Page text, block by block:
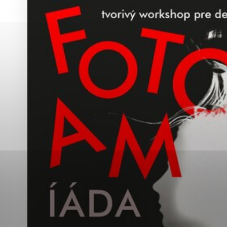
Karanténna stanica Malacky
Sčítanie obyvateľov, domov a bytov
2021
Separovaný zber v meste
Technické cookies
Technické súbory cookie
tým, že umožňujú
stránky. Bez týchto
Analytické cookies
Analytické cookies
aby mohol stránky
možné ich spojiť s